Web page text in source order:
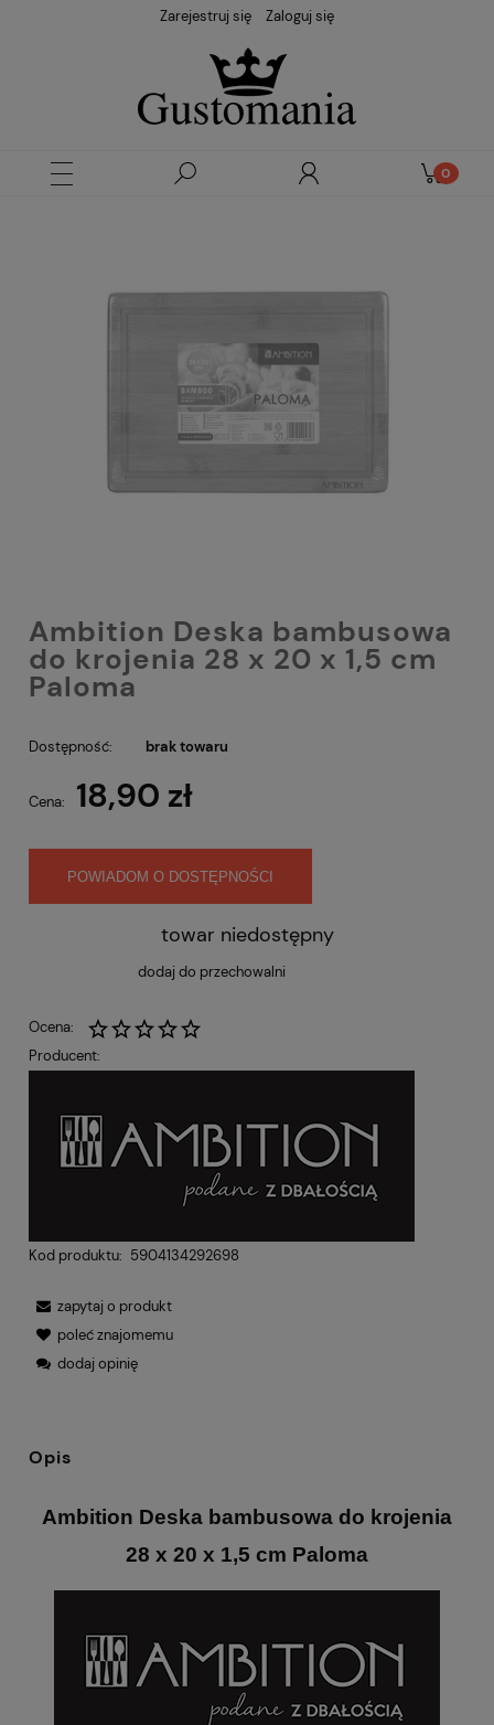
Zarejestruj się Zaloguj się
Ambition Deska bambusowa
do krojenia 28 x 20 x 1,5 cm
Paloma
Dostępność: brak towaru
Cena: 18,90 zł
POWIADOM O DOSTĘPNOŚCI
towar niedostępny
dodaj do przechowalni
Ocena:
Producent:
Kod produktu: 5904134292698
zapytaj o produkt
poleć znajomemu
dodaj opinię
Opis
Ambition Deska bambusowa do krojenia
28 x 20 x 1,5 cm Paloma